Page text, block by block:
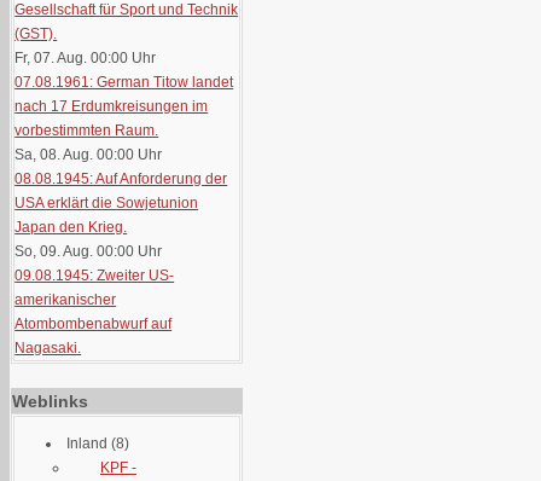
Gesellschaft für Sport und Technik
(GST).
Fr, 07. Aug. 00:00 Uhr
07.08.1961: German Titow landet
nach 17 Erdumkreisungen im
vorbestimmten Raum.
Sa, 08. Aug. 00:00 Uhr
08.08.1945: Auf Anforderung der
USA erklärt die Sowjetunion
Japan den Krieg.
So, 09. Aug. 00:00 Uhr
09.08.1945: Zweiter US-
amerikanischer
Atombombenabwurf auf
Nagasaki.
Weblinks
Inland (8)
KPF -